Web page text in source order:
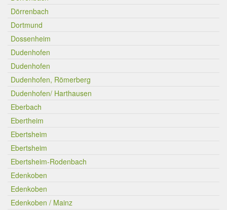
Dörrenbach
Dortmund
Dossenheim
Dudenhofen
Dudenhofen
Dudenhofen, Römerberg
Dudenhofen/ Harthausen
Eberbach
Ebertheim
Ebertsheim
Ebertsheim
Ebertsheim-Rodenbach
Edenkoben
Edenkoben
Edenkoben / Mainz